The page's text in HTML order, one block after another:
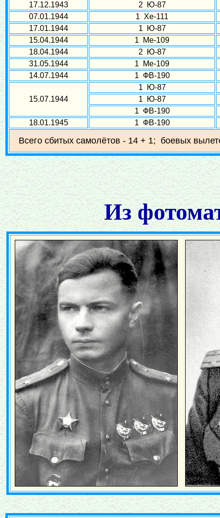
17.12.1943
2 Ю-87
07.01.1944
1 Хе-111
17.01.1944
1 Ю-87
15.04.1944
1 Ме-109
18.04.1944
2 Ю-87
31.05.1944
1 Ме-109
14.07.1944
1 ФВ-190
15.07.1944
1 Ю-87
1 Ю-87
1 ФВ-190
18.01.1945
1 ФВ-190
Всего сбитых самолётов - 14 + 1; боевых
Из